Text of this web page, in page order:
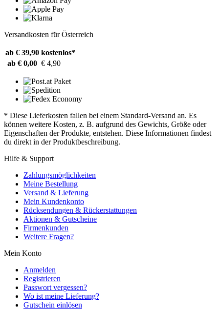
Versandkosten für Österreich
ab € 39,90 kostenlos*
ab € 0,00 € 4,90
* Diese Lieferkosten fallen bei einem Standard-Versand an. Es
können weitere Kosten, z. B. aufgrund des Gewichts, Größe oder
Eigenschaften der Produkte, entstehen. Diese Informationen findest
du direkt in der Produktbeschreibung.
Hilfe & Support
Zahlungsmöglichkeiten
Meine Bestellung
Versand & Lieferung
Mein Kundenkonto
Rücksendungen & Rückerstattungen
Aktionen & Gutscheine
Firmenkunden
Weitere Fragen?
Mein Konto
Anmelden
Registrieren
Passwort vergessen?
Wo ist meine Lieferung?
Gutschein einlösen